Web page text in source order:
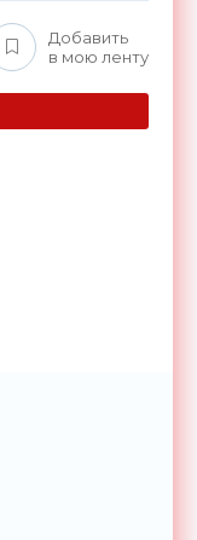
Добавить
в мою ленту